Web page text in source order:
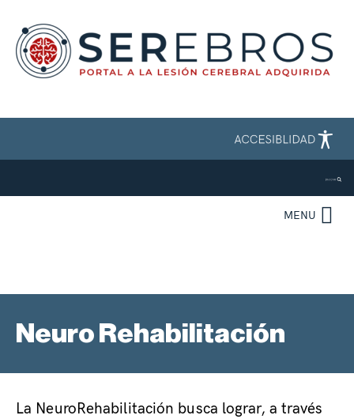
MENU
Neuro Rehabilitación
La NeuroRehabilitación busca lograr, a través